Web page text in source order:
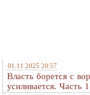
01.11.2025 20:57
Власть борется с
усиливается. Часть